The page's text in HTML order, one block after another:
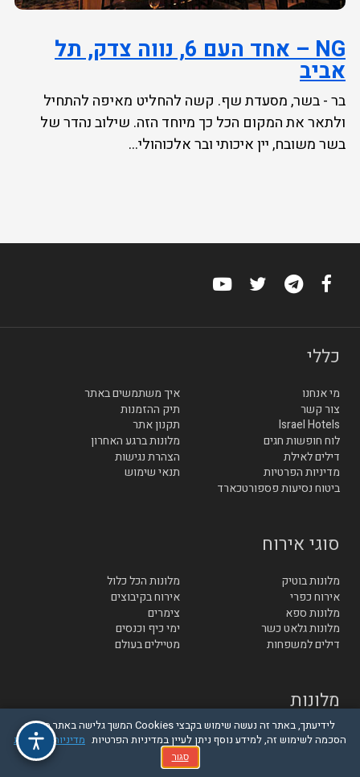
NG – אחד העם 6, נווה צדק, תל
אביב
בר - בשר, מסעדת שף. קשה להחליט מאיפה להתחיל
ולתאר את המקום הכל כך מיוחד הזה. שילוב נהדר של
בשר משובח, יין איכותי ובר אלכוהולי...
כללי
מי אנחנו
איך משתמשים באתר
צור קשר
תיק ההזמנות
Israel Hotels
תקנון אתר
לוח חופשות חגים
מלונות ברגע האחרון
דילים לאילת
הצהרת נגישות
מדיניות הפרטיות
תנאי שימוש
ביטוח נסיעות פספורטכארד
סוגי אירוח
מלונות בוטיק
מלונות הכל כלול
אירוח כפרי
אירוח בקיבוצים
מלונות ספא
צימרים
מלונות גלאט כשר
ימי כיף וכנסים
דילים למשפחות
מטיילים בעולם
מלונות
מלונות באילת
מלונות בגליל והגולן
מלונות בטבריה
מלונות בנתניה
לידיעתך, באתר זה נעשה שימוש בקבצי Cookies המשך גלישה באתר מהווה
הסכמה לשימוש זה, למידע נוסף ניתן לעיין במדיניות הפרטיות מדיניות הפרטיות
סגור